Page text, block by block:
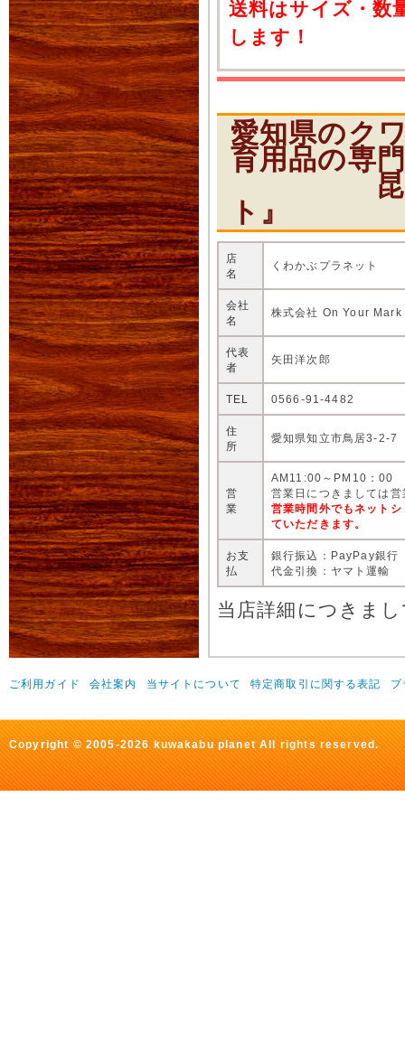
送料はサイズ・数
します！
愛知県のク
育用品の専
昆虫シ
ト』
店
名
くわかぶプラネット
会社
名
株式会社 On Your Mark
代表
者
矢田洋次郎
TEL 0566-91-4482
住
所
愛知県知立市鳥居3-2-7
営
業
AM11:00～PM10：00
営業日につきましては
営業時間外でもネット
ていただきます。
お支
払
銀行振込：PayPay銀行
代金引換：ヤマト運輸
当店詳細につきま
ご利用ガイド 会社案内 当サイトについて 特定商取引に関する表記 プ
Copyright © 2005-2026 kuwakabu planet All rights reserved.